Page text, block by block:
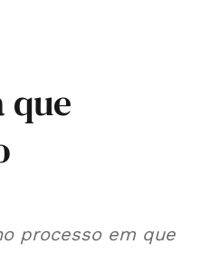
que
processo em que